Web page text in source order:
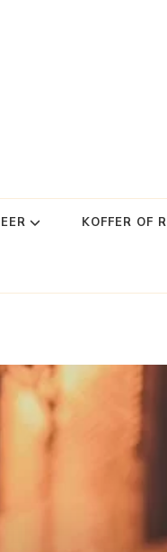
KOFFER OF